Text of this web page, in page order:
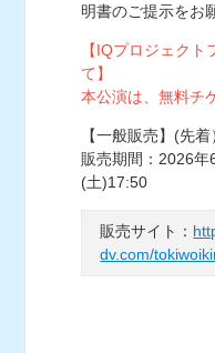
明書のご提示をお
【IQプロジェク
て】
本公演は、無料チ
【一般販売】(先着
販売期間：2026
(土)17:50
販売サイト：
dv.com/